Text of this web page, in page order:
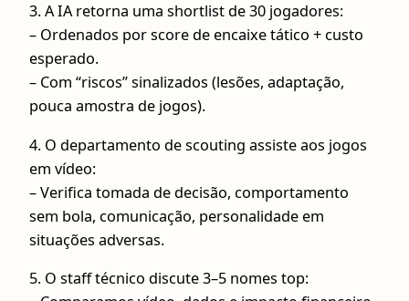
3. A IA retorna uma shortlist de 30 jogadores:
– Ordenados por score de encaixe tático + custo
esperado.
– Com “riscos” sinalizados (lesões, adaptação,
pouca amostra de jogos).
4. O departamento de scouting assiste aos jogos
em vídeo:
– Verifica tomada de decisão, comportamento
sem bola, comunicação, personalidade em
situações adversas.
5. O staff técnico discute 3–5 nomes top: